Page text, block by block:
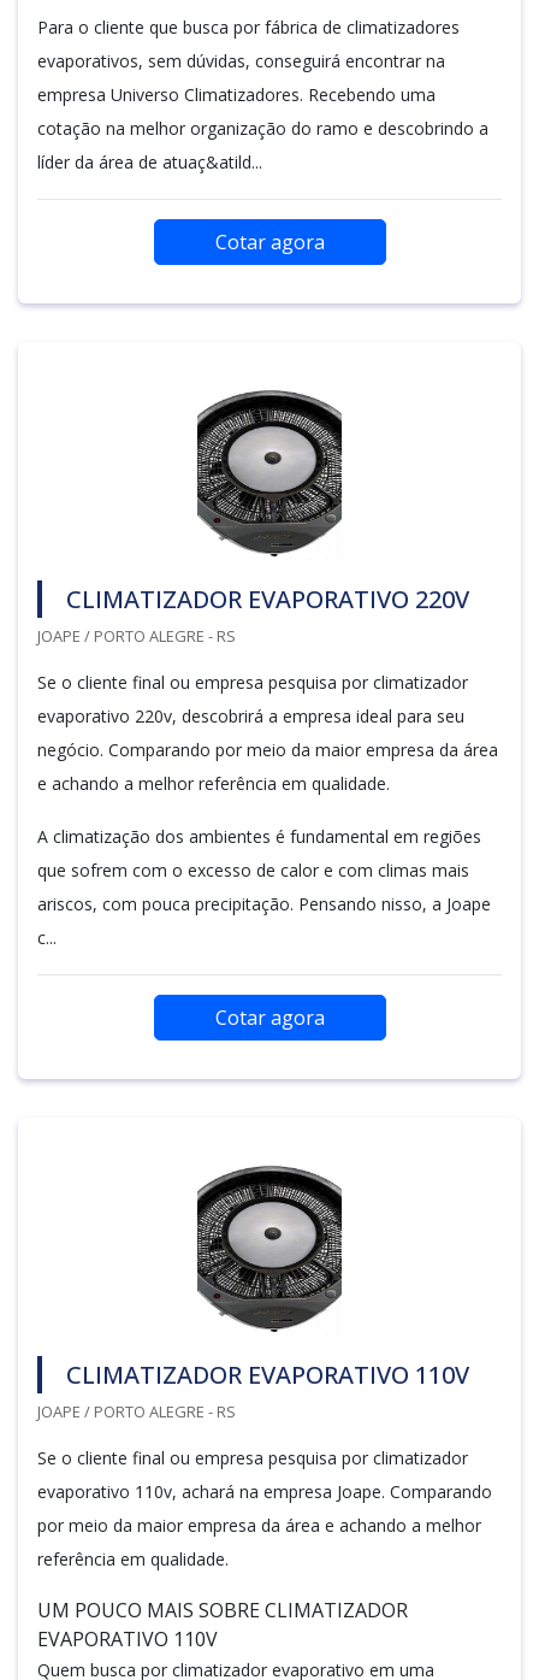
Para o cliente que busca por fábrica de climatizadores
evaporativos, sem dúvidas, conseguirá encontrar na
empresa Universo Climatizadores. Recebendo uma
cotação na melhor organização do ramo e descobrindo a
líder da área de atuaç&atild...
Cotar agora
CLIMATIZADOR EVAPORATIVO 220V
JOAPE / PORTO ALEGRE - RS
Se o cliente final ou empresa pesquisa por climatizador
evaporativo 220v, descobrirá a empresa ideal para seu
negócio. Comparando por meio da maior empresa da área
e achando a melhor referência em qualidade.
A climatização dos ambientes é fundamental em regiões
que sofrem com o excesso de calor e com climas mais
ariscos, com pouca precipitação. Pensando nisso, a Joape
c...
Cotar agora
CLIMATIZADOR EVAPORATIVO 110V
JOAPE / PORTO ALEGRE - RS
Se o cliente final ou empresa pesquisa por climatizador
evaporativo 110v, achará na empresa Joape. Comparando
por meio da maior empresa da área e achando a melhor
referência em qualidade.
UM POUCO MAIS SOBRE CLIMATIZADOR
EVAPORATIVO 110V
Quem busca por climatizador evaporativo em uma